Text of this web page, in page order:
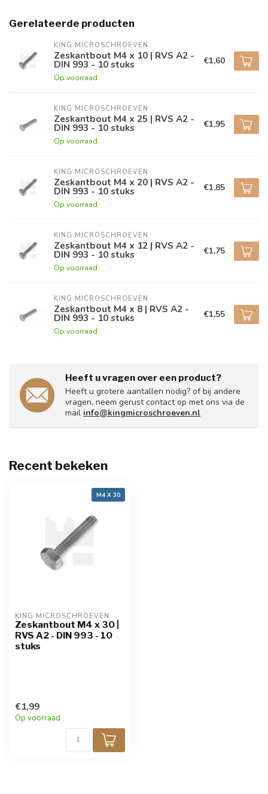
Gerelateerde producten
KING MICROSCHROEVEN
Zeskantbout M4 x 10 | RVS A2 -
DIN 993 - 10 stuks
Op voorraad
€1,60
KING MICROSCHROEVEN
Zeskantbout M4 x 25 | RVS A2 -
DIN 993 - 10 stuks
Op voorraad
€1,95
KING MICROSCHROEVEN
Zeskantbout M4 x 20 | RVS A2 -
DIN 993 - 10 stuks
Op voorraad
€1,85
KING MICROSCHROEVEN
Zeskantbout M4 x 12 | RVS A2 -
DIN 993 - 10 stuks
Op voorraad
€1,75
KING MICROSCHROEVEN
Zeskantbout M4 x 8 | RVS A2 -
DIN 993 - 10 stuks
Op voorraad
€1,55
Heeft u vragen over een product?
Heeft u grotere aantallen nodig? of bij andere
vragen, neem gerust contact op met ons via de
mail info@kingmicroschroeven.nl
Recent bekeken
M4 X 30
KING MICROSCHROEVEN
Zeskantbout M4 x 30 |
RVS A2 - DIN 993 - 10
stuks
€1,99
Op voorraad